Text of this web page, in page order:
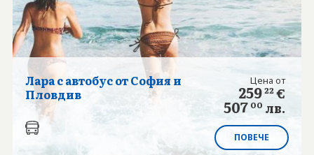
Лара с автобус от София и
Пловдив
Цена от
25922€
507 00 лв.
ПОВЕЧЕ